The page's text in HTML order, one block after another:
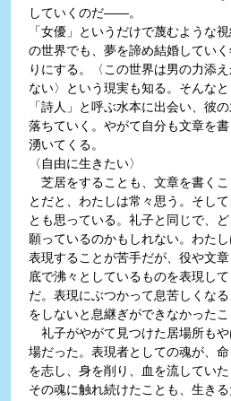
していくのだ――。
「女優」というだけで蔑むような
の世界でも、夢を諦め結婚してい
りにする。〈この世界は男の力添
ない〉という現実も知る。そんな
「詩人」と呼ぶ水本に出会い、彼
落ちていく。やがて自分も文章を
湧いてくる。
〈自由に生きたい〉
芝居をすることも、文章を書く
とだと、わたしは常々思う。そし
とも思っている。礼子と同じで、
願っているのかもしれない。わた
表現することが苦手だが、役や文
底で沸々としているものを表現し
だ。表現にぶつかって息苦しくな
をしないと息継ぎができなかったこ
礼子がやがて見つけた居場所も
場だった。表現者としての魂が、
を志し、身を削り、血を流していた
その魂に触れ続けたことも、生き